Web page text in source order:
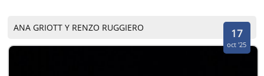
ANA GRIOTT Y RENZO RUGGIERO 17
oct '25